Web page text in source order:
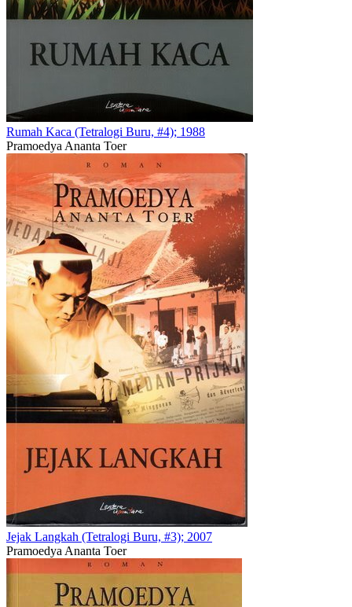
Rumah Kaca (Tetralogi Buru, #4); 1988
Pramoedya Ananta Toer
Jejak Langkah (Tetralogi Buru, #3); 2007
Pramoedya Ananta Toer